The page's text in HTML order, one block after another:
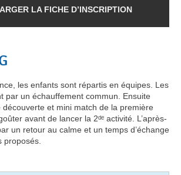
LA FICHE D’INSCRIPTION
les enfants sont répartis en équipes. Les
par un échauffement commun. Ensuite
et mini match de la première
avant de lancer la 2ᵈᵉ activité. L’après-
un retour au calme et un temps d’échange
proposés.